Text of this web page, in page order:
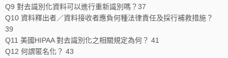
Q9 對去識別化資料可以進行重新識別嗎？37
Q10 資料釋出者／資料接收者應負何種法律責任及採行補救措施？
39
Q11 美國HIPAA 對去識別化之相關規定為何？ 41
Q12 何謂匿名化？ 43